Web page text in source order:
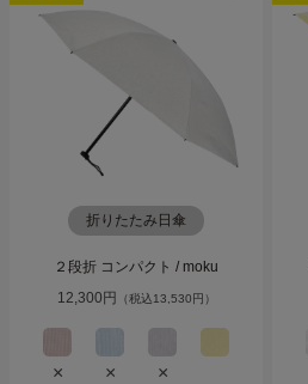
折りたたみ日傘
２段折 コンパクト / moku
12,300円 （税込13,530円）
× × ×